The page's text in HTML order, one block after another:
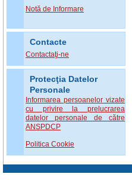
Notă de Informare
Contacte
Contactaţi-ne
Protecţia Datelor
Personale
Informarea persoanelor vizate
cu privire la prelucrarea
datelor personale de către
ANSPDCP
Politica Cookie